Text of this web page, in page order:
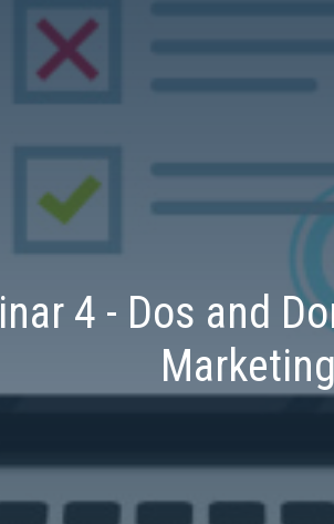
4 - Dos and
Marketing